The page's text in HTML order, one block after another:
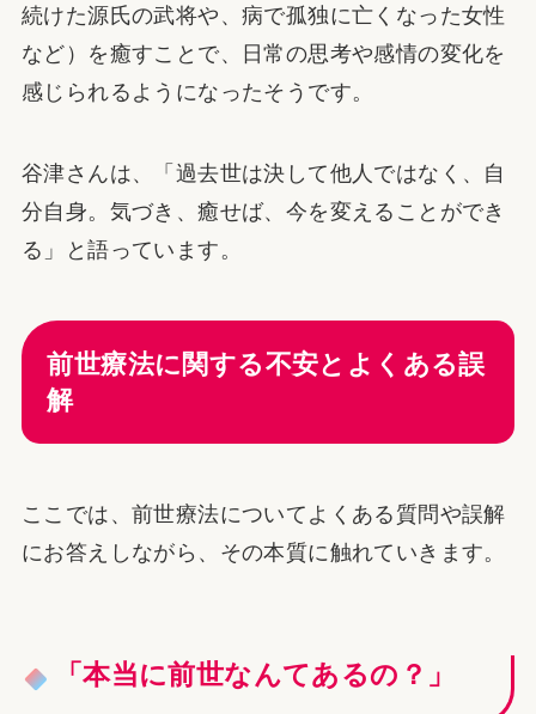
続けた源氏の武将や、病で孤独に亡くなった女性
など）を癒すことで、日常の思考や感情の変化を
感じられるようになったそうです。
谷津さんは、「過去世は決して他人ではなく、自
分自身。気づき、癒せば、今を変えることができ
る」と語っています。
前世療法に関する不安とよくある誤
解
ここでは、前世療法についてよくある質問や誤解
にお答えしながら、その本質に触れていきます。
「本当に前世なんてあるの？」